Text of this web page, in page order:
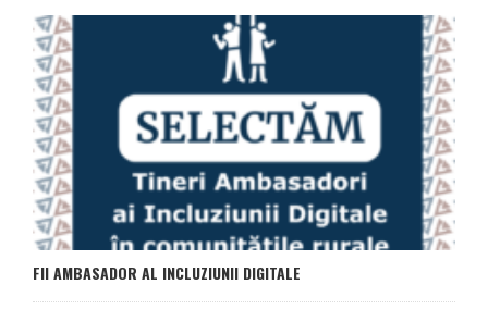
FII AMBASADOR AL INCLUZIUNII DIGITALE